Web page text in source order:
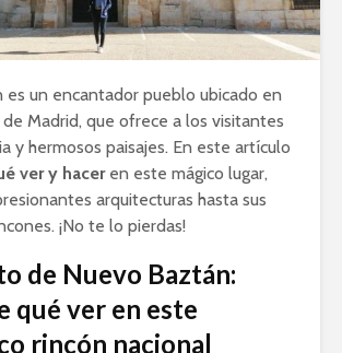
es un encantador pueblo ubicado en
Madrid, que ofrece a los visitantes
y hermosos paisajes. En este artículo
ver y haceren este mágico lugar,
arquitecturas hasta sus
¡No te lo pierdas!
de Nuevo Baztán:
qué ver en este
rincón nacional